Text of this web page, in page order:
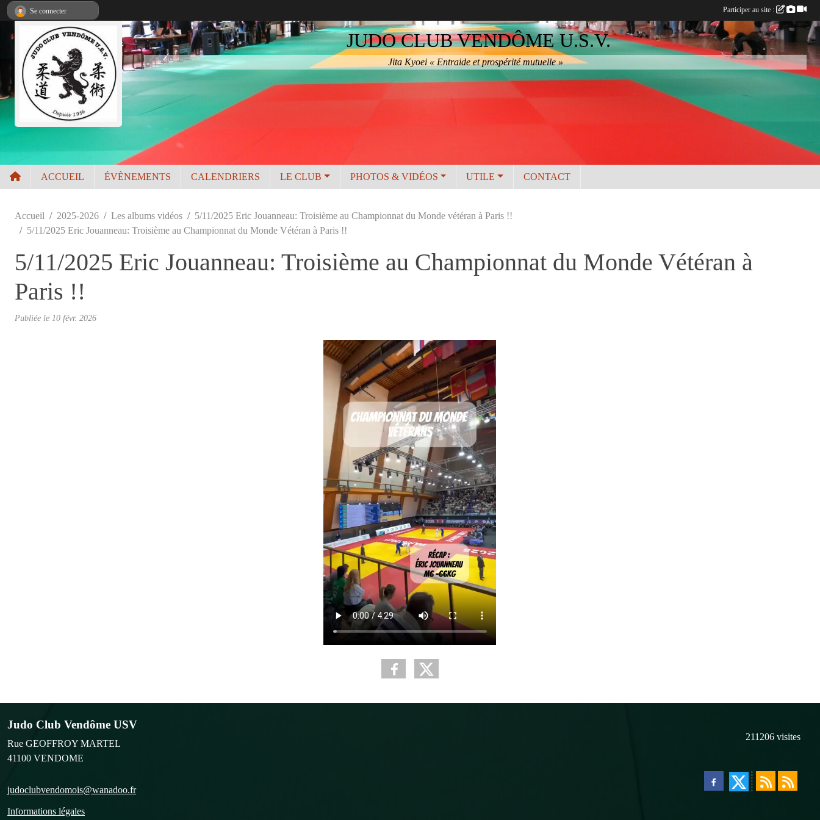
JUDO CLUB VENDÔME U.S.V.
Jita Kyoei « Entraide et prospérité mutuelle »
ACCUEIL ÉVÈNEMENTS CALENDRIERS LE CLUB PHOTOS & VIDÉOS UTILE CONTACT
Accueil 2025-2026 Les albums vidéos
5/11/2025 Eric Jouanneau: Troisième au Championnat du Monde vétéran à Paris !!
5/11/2025 Eric Jouanneau: Troisième au Championnat du Monde Vétéran à Paris !!
5/11/2025 Eric Jouanneau: Troisième au Championnat du Monde Vétéran à
Paris !!
Publiée le 10 févr. 2026
Judo Club Vendôme USV
Rue GEOFFROY MARTEL
41100 VENDOME
judoclubvendomois@wanadoo.fr
Informations légales
211206 visites
Se connecter Participer au site :
Panneau de gestion des cookies